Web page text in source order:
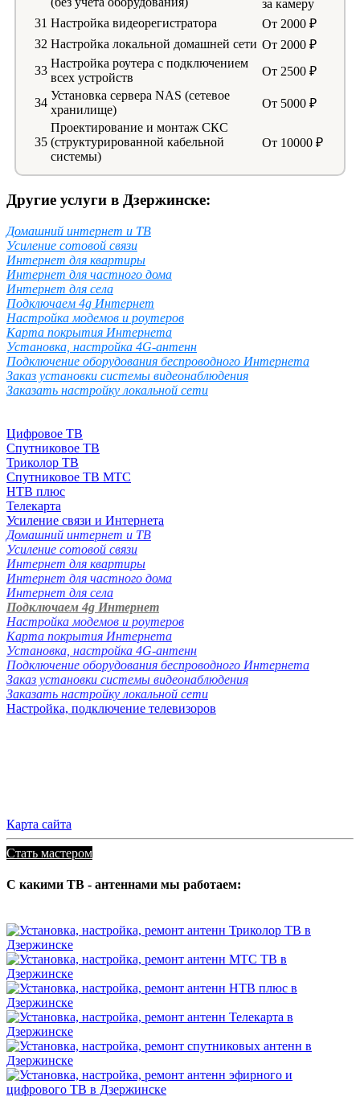
за камеру
31 Настройка видеорегистратора
От 2000 ₽
32 Настройка локальной домашней сети От 2000 ₽
33
Настройка роутера с подключением
всех устройств
От 2500 ₽
34
Установка сервера NAS (сетевое
хранилище)
От 5000 ₽
35
Проектирование и монтаж СКС
(структурированной кабельной
системы)
От 10000 ₽
Другие услуги в Дзержинске:
Домашний интернет и ТВ
Усиление сотовой связи
Интернет для квартиры
Интернет для частного дома
Интернет для села
Подключаем 4g Интернет
Настройка модемов и роутеров
Карта покрытия Интернета
Установка, настройка 4G-антенн
Подключение оборудования беспроводного Интернета
Заказ установки системы видеонаблюдения
Заказать настройку локальной сети
Цифровое ТВ
Спутниковое ТВ
Триколор ТВ
Спутниковое ТВ МТС
НТВ плюс
Телекарта
Усиление связи и Интернета
Домашний интернет и ТВ
Усиление сотовой связи
Интернет для квартиры
Интернет для частного дома
Интернет для села
Подключаем 4g Интернет
Настройка модемов и роутеров
Карта покрытия Интернета
Установка, настройка 4G-антенн
Подключение оборудования беспроводного Интернета
Заказ установки системы видеонаблюдения
Заказать настройку локальной сети
Настройка, подключение телевизоров
Карта сайта
Стать мастером
С какими ТВ - антеннами мы работаем: